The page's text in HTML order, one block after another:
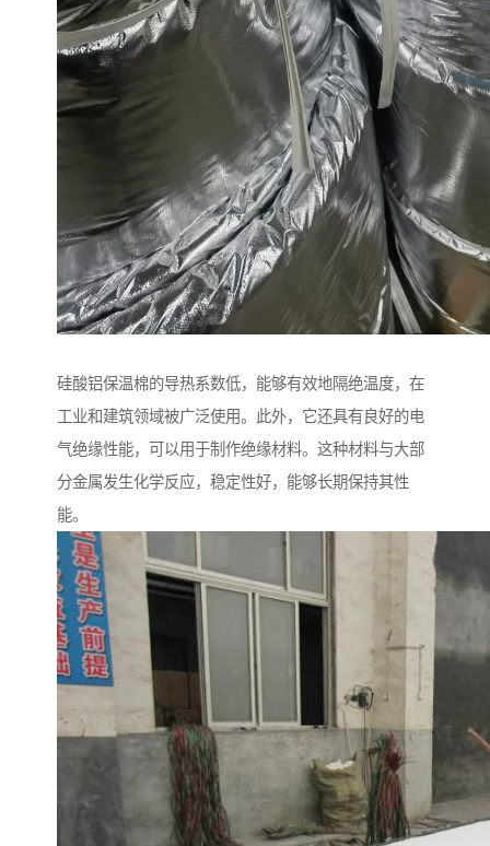
硅酸铝保温棉的导热系数低，能够有效地隔绝温度，在
工业和建筑领域被广泛使用。此外，它还具有良好的电
气绝缘性能，可以用于制作绝缘材料。这种材料与大部
分金属发生化学反应，稳定性好，能够长期保持其性
能。